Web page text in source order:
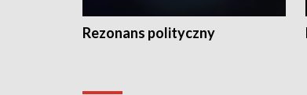
Rezonans polityczny